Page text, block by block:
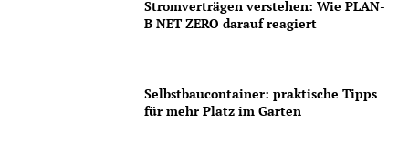
Stromverträgen verstehen: Wie PLAN-
B NET ZERO darauf reagiert
Selbstbaucontainer: praktische Tipps
für mehr Platz im Garten